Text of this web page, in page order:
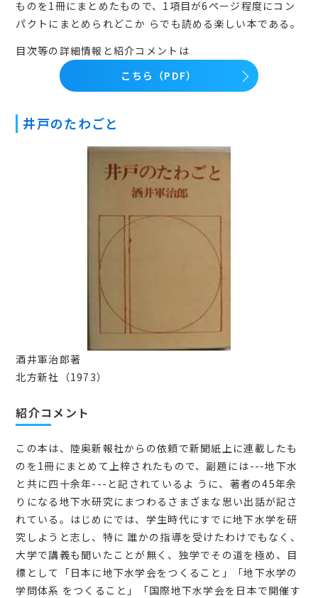
ものを1冊にまとめたもので、1項目が6ページ程度にコン
パクトにまとめられどこか らでも読める楽しい本である。
目次等の詳細情報と紹介コメントは
こちら（PDF）
井戸のたわごと
酒井軍治郎著
北方新社（1973）
紹介コメント
この本は、陸奥新報社からの依頼で新聞紙上に連載したも
のを1冊にまとめて上梓されたもので、副題には---地下水
と共に四十余年---と記されているよ うに、著者の45年余
りになる地下水研究にまつわるさまざまな思い出話が記さ
れている。はじめにでは、学生時代にすでに地下水学を研
究しようと志し、特に 誰かの指導を受けたわけでもなく、
大学で講義も聞いたことが無く、独学でその道を極め、目
標として「日本に地下水学会をつくること」「地下水学の
学問体系 をつくること」「国際地下水学会を日本で開催す